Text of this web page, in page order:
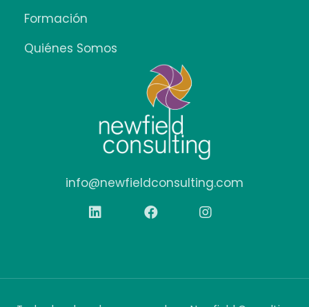
info@newfieldconsulting.com
Formación
Quiénes Somos